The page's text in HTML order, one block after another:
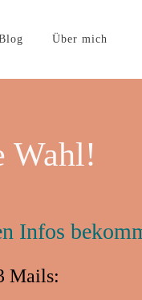
Über mich
Wahl!
Infos
Mails: